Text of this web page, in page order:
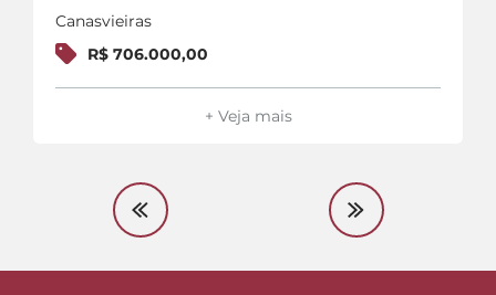
Canasvieiras
R$ 706.000,00
+ Veja mais